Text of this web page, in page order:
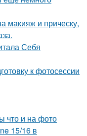
макияж и прическу,
Себя
к фотосессии
что и на фото
15/16 в